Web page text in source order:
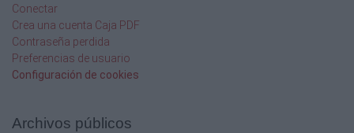
de
ciertos
principios
Conectar
Crea una cuenta Caja PDF
Contraseña perdida
Preferencias de usuario
Configuración de cookies
Archivos públicos